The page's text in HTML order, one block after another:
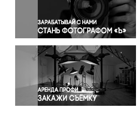
Правосудие
Происшествия и конфликты
Религия
Светская жизнь
Спорт
Экология
Экономика и бизнес